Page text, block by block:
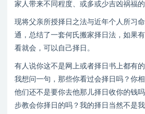
家人带来不同程度、或多或少吉凶祸福的
现将父亲所授择日之法与近年个人所习
通，总结了一套何氏搬家择日法，如果
看就会，可以自己择日。
有人说你这不是网上或者择日书上都有
我想问一句，那些你看过会择日吗？你
他们还不是要你去他那儿择日收你的钱
步教会你择日的吗？我的择日当然不是